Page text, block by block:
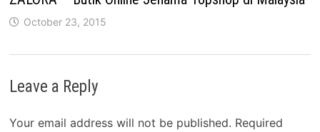
October 23, 2015
Leave a Reply
Your email address will not be published. Required